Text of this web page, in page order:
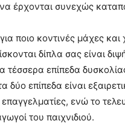
έρχονται συνεχώς
ποιο κοντινές μάχες και
δίπλα σας είναι
τέσσερα επίπεδα
δύο επίπεδα είναι
ενώ το
του παιχνιδιού.